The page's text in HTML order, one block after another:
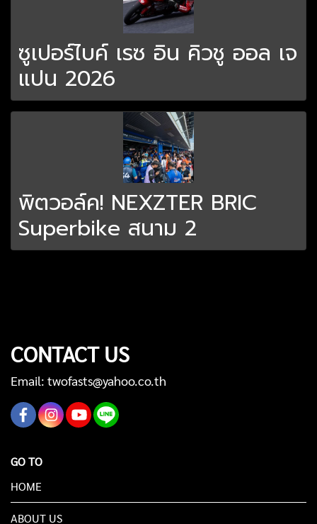
ซูเปอร์ไบค์ เรซ อิน คิวชู ออล เจ
แปน 2026
พิตวอล์ค! NEXZTER BRIC
Superbike สนาม 2
CONTACT US
Email: twofasts@yahoo.co.th
GO TO
HOME
ABOUT US